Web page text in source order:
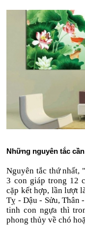
Những nguyên tắc
Nguyên tắc thứ nhất,
3 con giáp trong 12
cặp kết hợp, lần lượt
Tỵ - Dậu - Sửu, Thân
tinh con ngựa thì
phong thủy về chó